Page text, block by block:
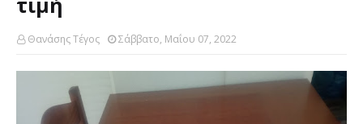
Θανάσης Τέγος Σάββατο, Μαΐου 07, 2022